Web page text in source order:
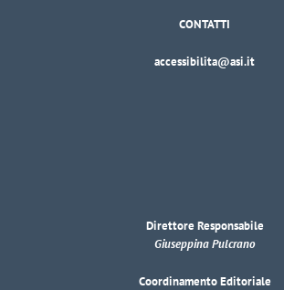
CONTATTI
accessibilita@asi.it
Direttore Responsabile
Giuseppina Pulcrano
Coordinamento Editoriale